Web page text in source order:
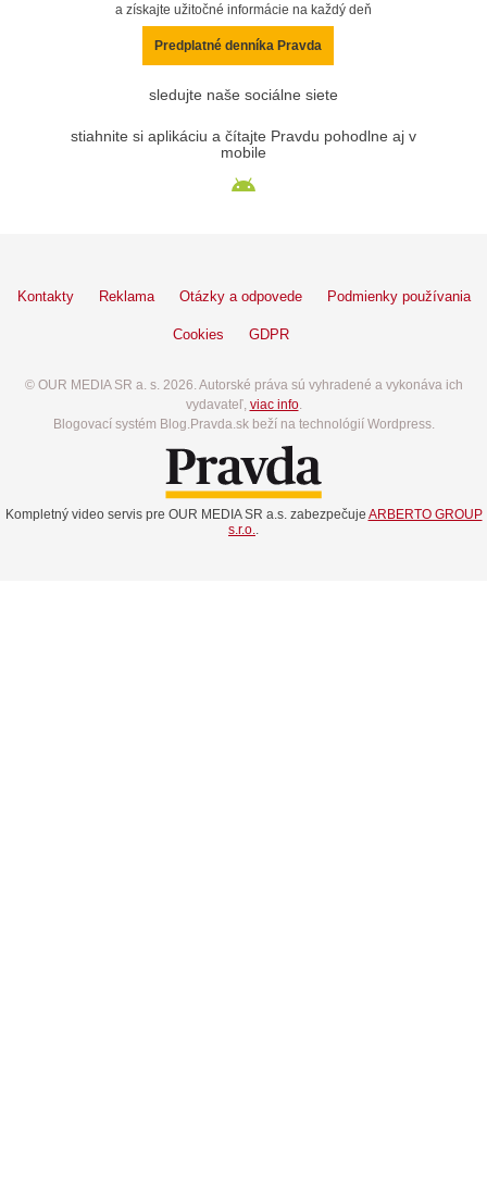
a získajte užitočné informácie na každý deň
Predplatné denníka Pravda
sledujte naše sociálne siete
stiahnite si aplikáciu a čítajte Pravdu pohodlne aj v
mobile
Kontakty Reklama Otázky a odpovede Podmienky používania
Cookies GDPR
© OUR MEDIA SR a. s. 2026. Autorské práva sú vyhradené a vykonáva ich
vydavateľ, viac info.
Blogovací systém Blog.Pravda.sk beží na technológií Wordpress.
Kompletný video servis pre OUR MEDIA SR a.s. zabezpečuje ARBERTO GROUP
s.r.o.